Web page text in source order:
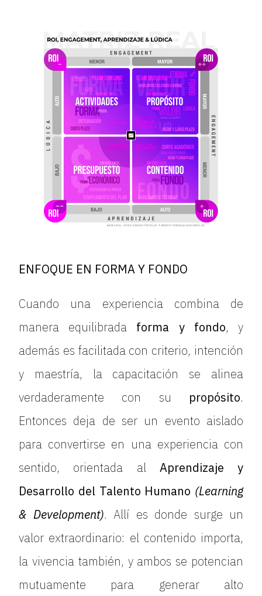
ENFOQUE EN FORMA Y FONDO
Cuando una experiencia combina de
manera equilibrada forma y fondo, y
además es facilitada con criterio, intención
y maestría, la capacitación se alinea
verdaderamente con su propósito.
Entonces deja de ser un evento aislado
para convertirse en una experiencia con
sentido, orientada al Aprendizaje y
Desarrollo del Talento Humano (Learning
& Development). Allí es donde surge un
valor extraordinario: el contenido importa,
la vivencia también, y ambos se potencian
mutuamente para generar alto